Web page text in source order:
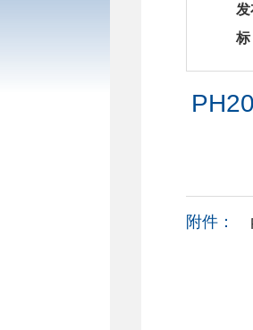
发
附件：